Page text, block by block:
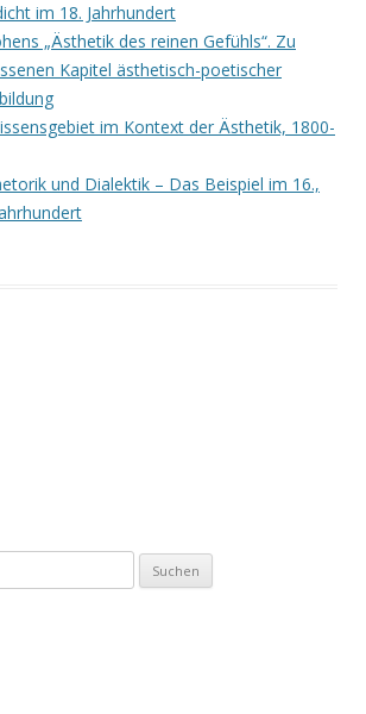
im 18. Jahrhundert
„Ästhetik des reinen Gefühls“. Zu
Kapitel ästhetisch-poetischer
im Kontext der Ästhetik, 1800-
und Dialektik – Das Beispiel im 16.,